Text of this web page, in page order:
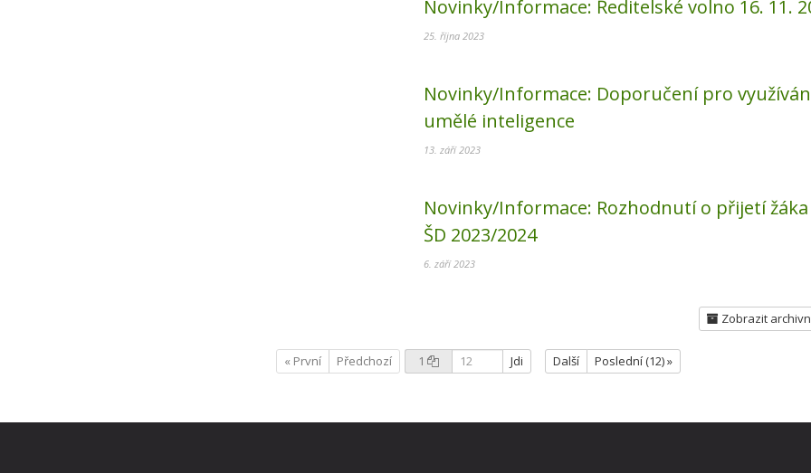
Novinky/Informace: Ředitelské volno 16. 11.
25. října 2023
Novinky/Informace: Doporučení pro
umělé inteligence
13. září 2023
Novinky/Informace: Rozhodnutí o přijetí
ŠD 2023/2024
6. září 2023
Zobrazit
« První Předchozí 1 Jdi Další Poslední (12) »